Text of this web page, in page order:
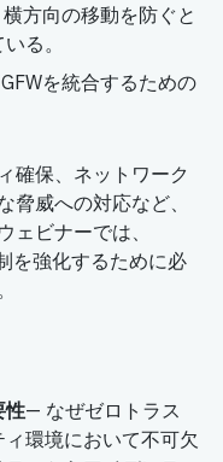
方向の移動を防ぐと
る。
を統合するための
確保、ネットワーク
脅威への対応など、
ェビナーでは、
を強化するために必
性— なぜゼロトラス
環境において不可欠